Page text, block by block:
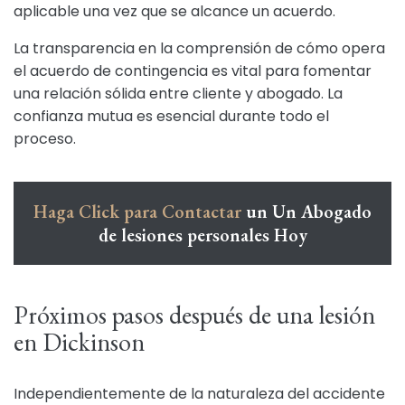
aplicable una vez que se alcance un acuerdo.
La transparencia en la comprensión de cómo opera
el acuerdo de contingencia es vital para fomentar
una relación sólida entre cliente y abogado. La
confianza mutua es esencial durante todo el
proceso.
Haga Click para Contactar un Un Abogado
de lesiones personales Hoy
Próximos pasos después de una lesión
en Dickinson
Independientemente de la naturaleza del accidente